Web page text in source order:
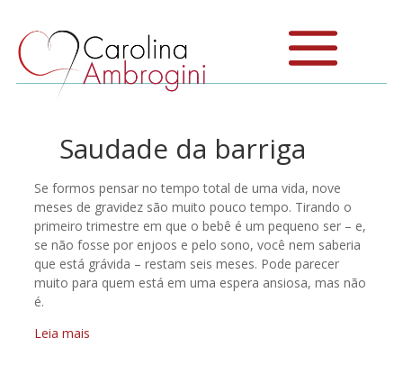
Saudade da barriga
Se formos pensar no tempo total de uma vida, nove
meses de gravidez são muito pouco tempo. Tirando o
primeiro trimestre em que o bebê é um pequeno ser – e,
se não fosse por enjoos e pelo sono, você nem saberia
que está grávida – restam seis meses. Pode parecer
muito para quem está em uma espera ansiosa, mas não
é.
Leia mais